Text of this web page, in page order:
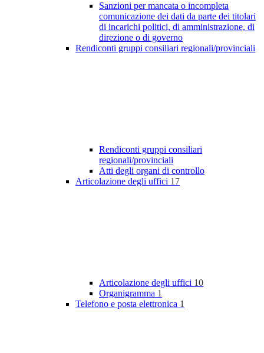
Sanzioni per mancata o incompleta
comunicazione dei dati da parte dei titolari
di incarichi politici, di amministrazione, di
direzione o di governo
Rendiconti gruppi consiliari regionali/provinciali
Rendiconti gruppi consiliari
regionali/provinciali
Atti degli organi di controllo
Articolazione degli uffici 17
Articolazione degli uffici 10
Organigramma 1
Telefono e posta elettronica 1